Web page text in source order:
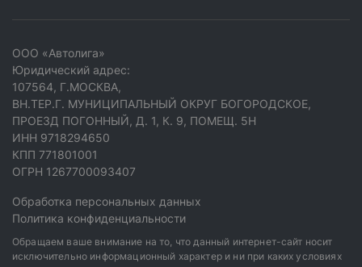
ООО «Автолига»
Юридический адрес:
107564, Г.МОСКВА,
ВН.ТЕР.Г. МУНИЦИПАЛЬНЫЙ ОКРУГ БОГОРОДСКОЕ,
ПРОЕЗД ПОГОННЫЙ, Д. 1, К. 9, ПОМЕЩ. 5Н
ИНН 9718294650
КПП 771801001
ОГРН 1267700093407
Обработка персональных данных
Политика конфиденциальности
Обращаем ваше внимание на то, что данный интернет-сайт носит
исключительно информационный характер и ни при каких условиях